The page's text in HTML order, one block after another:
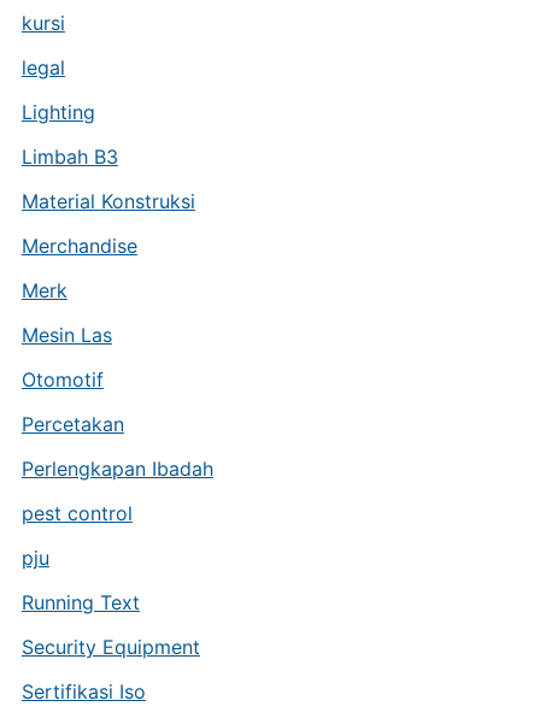
kursi
legal
Lighting
Limbah B3
Material Konstruksi
Merchandise
Merk
Mesin Las
Otomotif
Percetakan
Perlengkapan Ibadah
pest control
pju
Running Text
Security Equipment
Sertifikasi Iso